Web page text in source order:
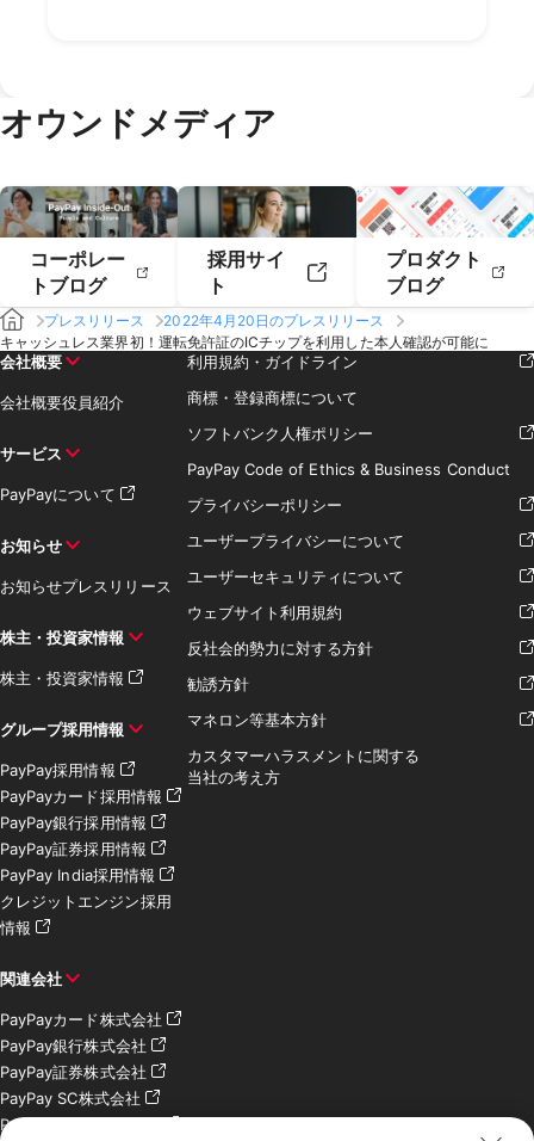
2019年2月
2019年1月
オウンドメディア
コーポレー
トブログ
採用サイ
ト
プロダクト
ブログ
プレスリリース
2022年4月20日のプレスリリース
キャッシュレス業界初！運転免許証のICチップを利用した本人確認が可能に
会社概要
会社概要役員紹介
サービス
PayPayについて
お知らせ
お知らせプレスリリース
株主・投資家情報
株主・投資家情報
グループ採用情報
PayPay採用情報
PayPayカード採用情報
PayPay銀行採用情報
PayPay証券採用情報
PayPay India採用情報
クレジットエンジン採用
情報
関連会社
PayPayカード株式会社
PayPay銀行株式会社
PayPay証券株式会社
PayPay SC株式会社
PayPay India Pvt. Ltd.
利用規約・ガイドライン
商標・登録商標について
ソフトバンク人権ポリシー
PayPay Code of Ethics & Business Conduct
プライバシーポリシー
ユーザープライバシーについて
ユーザーセキュリティについて
ウェブサイト利用規約
反社会的勢力に対する方針
勧誘方針
マネロン等基本方針
カスタマーハラスメントに関する
当社の考え方